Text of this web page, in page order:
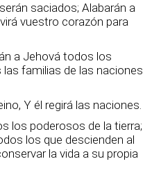
saciados; Alabarán a
vuestro corazón para
a Jehová todos los
familias de las naciones
Y él regirá las naciones.
los poderosos de la tierra;
los que descienden al
la vida a su propia